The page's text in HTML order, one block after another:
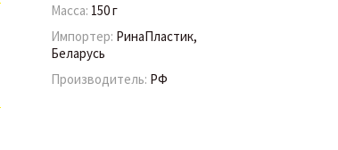
Масса: 150 г
Импортер: РинаПластик,
Беларусь
Производитель: РФ